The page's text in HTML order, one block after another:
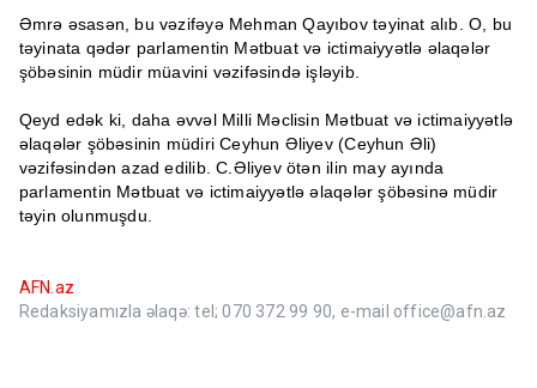
Əmrə əsasən, bu vəzifəyə Mehman Qayıbov təyinat alıb. O, bu
təyinata qədər parlamentin Mətbuat və ictimaiyyətlə əlaqələr
şöbəsinin müdir müavini vəzifəsində işləyib.
Qeyd edək ki, daha əvvəl Milli Məclisin Mətbuat və ictimaiyyətlə
əlaqələr şöbəsinin müdiri Ceyhun Əliyev (Ceyhun Əli)
vəzifəsindən azad edilib. C.Əliyev ötən ilin may ayında
parlamentin Mətbuat və ictimaiyyətlə əlaqələr şöbəsinə müdir
təyin olunmuşdu.
AFN.az
Redaksiyamızla əlaqə: tel; 070 372 99 90, e-mail office@afn.az